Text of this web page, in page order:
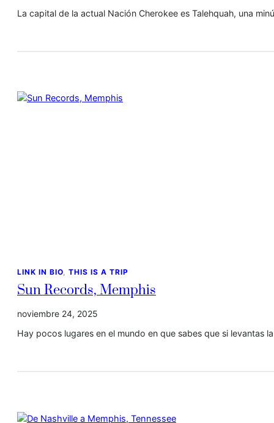
La capital de la actual Nación Cherokee es Talehquah, una
LINK IN BIO, THIS IS A TRIP
Sun Records, Memphis
noviembre 24, 2025
Hay pocos lugares en el mundo en que sabes que si levantas